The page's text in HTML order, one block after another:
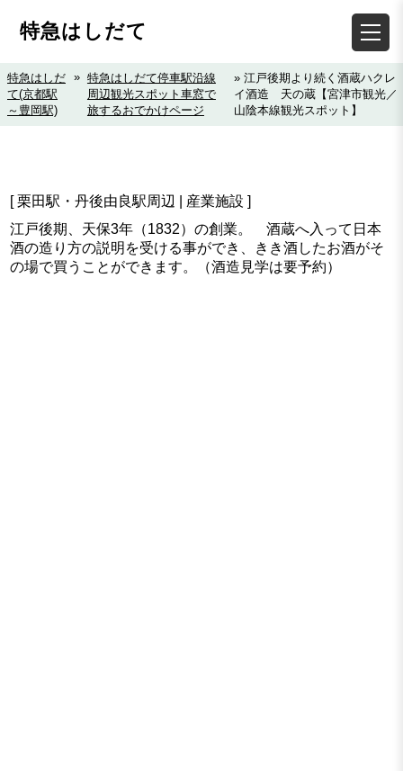
特急はしだて
特急はしだ
て(京都駅
～豊岡駅)
» 特急はしだて停車駅沿線
周辺観光スポット車窓で
旅するおでかけページ
» 江戸後期より続く酒蔵ハクレ
イ酒造 天の蔵【宮津市観光／
山陰本線観光スポット】
[ 栗田駅・丹後由良駅周辺 | 産業施設 ]
江戸後期、天保3年（1832）の創業。 酒蔵へ入って日本
酒の造り方の説明を受ける事ができ、きき酒したお酒がそ
の場で買うことができます。（酒造見学は要予約）